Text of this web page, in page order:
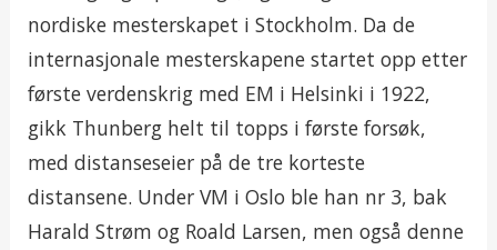
nordiske mesterskapet i Stockholm. Da de
internasjonale mesterskapene startet opp etter
første verdenskrig med EM i Helsinki i 1922,
gikk Thunberg helt til topps i første forsøk,
med distanseseier på de tre korteste
distansene. Under VM i Oslo ble han nr 3, bak
Harald Strøm og Roald Larsen, men også denne